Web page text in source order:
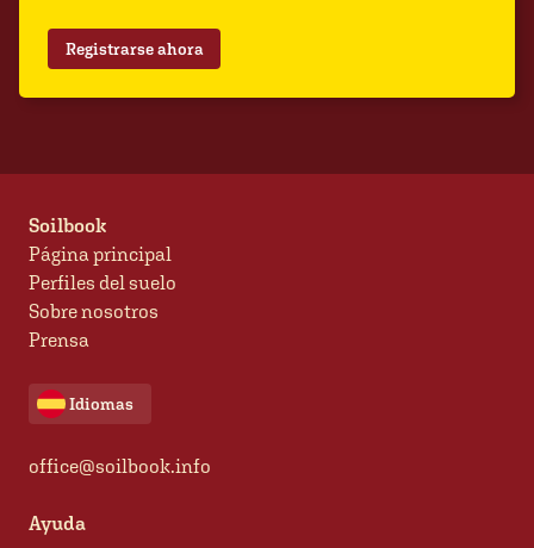
Registrarse ahora
Soilbook
Página principal
Perfiles del suelo
Sobre nosotros
Prensa
Idiomas
office@soilbook.info
Ayuda